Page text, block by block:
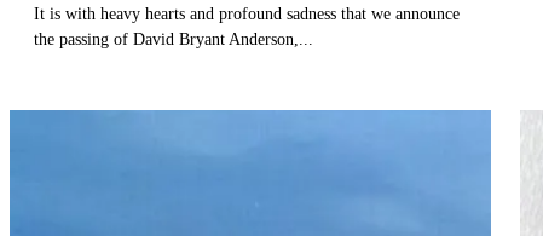
It is with heavy hearts and profound sadness that we announce
the passing of David Bryant Anderson,...